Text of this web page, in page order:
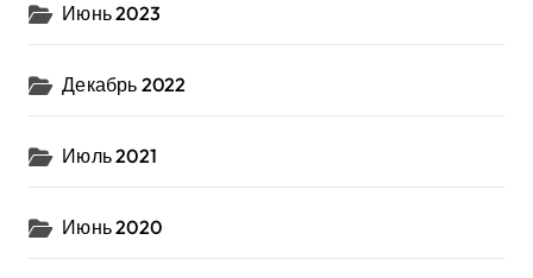
Июнь 2023
Декабрь 2022
Июль 2021
Июнь 2020